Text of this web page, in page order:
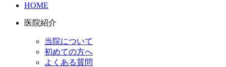
HOME
医院紹介
当院について
初めての方へ
よくある質問